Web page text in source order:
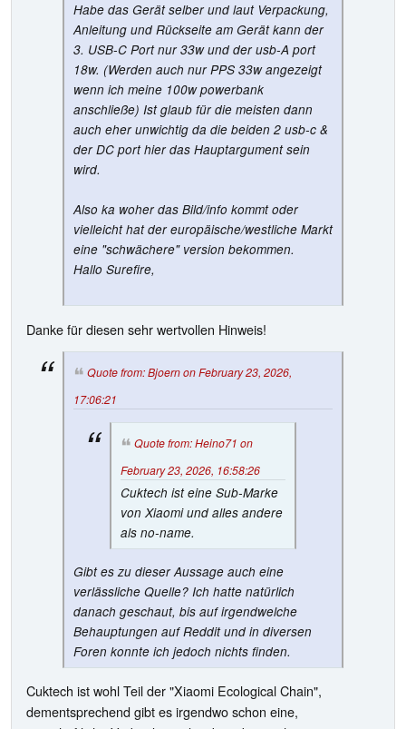
Habe das Gerät selber und laut Verpackung,
Anleitung und Rückseite am Gerät kann der
3. USB-C Port nur 33w und der usb-A port
18w. (Werden auch nur PPS 33w angezeigt
wenn ich meine 100w powerbank
anschließe) Ist glaub für die meisten dann
auch eher unwichtig da die beiden 2 usb-c &
der DC port hier das Hauptargument sein
wird.
Also ka woher das Bild/info kommt oder
vielleicht hat der europäische/westliche Markt
eine "schwächere" version bekommen.
Hallo Surefire,
Danke für diesen sehr wertvollen Hinweis!
Quote from: Bjoern on February 23, 2026,
17:06:21
Quote from: Heino71 on
February 23, 2026, 16:58:26
Cuktech ist eine Sub-Marke
von Xiaomi und alles andere
als no-name.
Gibt es zu dieser Aussage auch eine
verlässliche Quelle? Ich hatte natürlich
danach geschaut, bis auf irgendwelche
Behauptungen auf Reddit und in diversen
Foren konnte ich jedoch nichts finden.
Cuktech ist wohl Teil der "Xiaomi Ecological Chain",
dementsprechend gibt es irgendwo schon eine,